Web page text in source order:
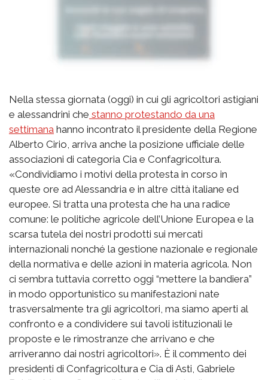
Nella stessa giornata (oggi) in cui gli agricoltori astigiani
e alessandrini che stanno protestando da una
settimana hanno incontrato il presidente della Regione
Alberto Cirio, arriva anche la posizione ufficiale delle
associazioni di categoria Cia e Confagricoltura.
«Condividiamo i motivi della protesta in corso in
queste ore ad Alessandria e in altre città italiane ed
europee. Si tratta una protesta che ha una radice
comune: le politiche agricole dell’Unione Europea e la
scarsa tutela dei nostri prodotti sui mercati
internazionali nonché la gestione nazionale e regionale
della normativa e delle azioni in materia agricola. Non
ci sembra tuttavia corretto oggi “mettere la bandiera”
in modo opportunistico su manifestazioni nate
trasversalmente tra gli agricoltori, ma siamo aperti al
confronto e a condividere sui tavoli istituzionali le
proposte e le rimostranze che arrivano e che
arriveranno dai nostri agricoltori». È il commento dei
presidenti di Confagricoltura e Cia di Asti, Gabriele